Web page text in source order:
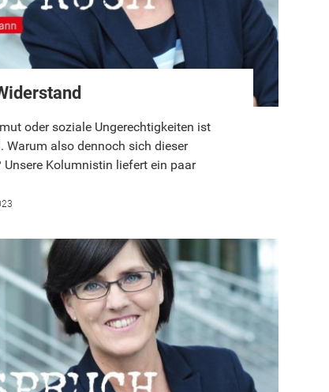
oder soziale Ungerechtigkeiten ist
Warum also dennoch sich dieser
Kolumnistin liefert ein paar